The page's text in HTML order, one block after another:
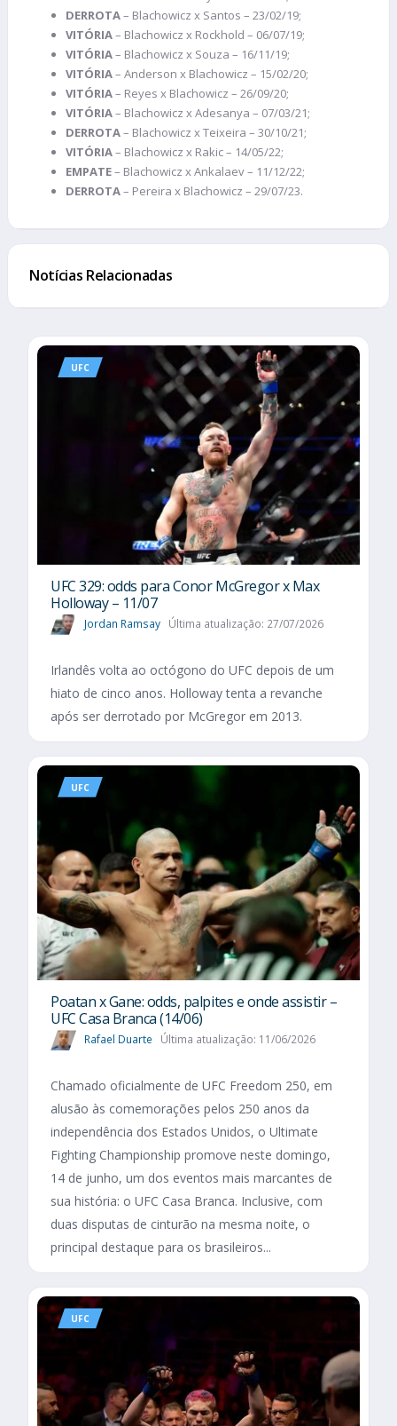
DERROTA– Blachowicz x Santos – 23/02/19;
VITÓRIA– Blachowicz x Rockhold – 06/07/19;
VITÓRIA– Blachowicz x Souza – 16/11/19;
VITÓRIA– Anderson x Blachowicz – 15/02/20;
VITÓRIA– Reyes x Blachowicz – 26/09/20;
VITÓRIA– Blachowicz x Adesanya – 07/03/21;
DERROTA– Blachowicz x Teixeira – 30/10/21;
VITÓRIA– Blachowicz x Rakic – 14/05/22;
EMPATE– Blachowicz x Ankalaev – 11/12/22;
DERROTA– Pereira x Blachowicz – 29/07/23.
Notícias Relacionadas
UFC
UFC 329: odds para Conor McGregor x Max
Holloway – 11/07
Jordan Ramsay Última atualização: 27/07/2026
Irlandês volta ao octógono do UFC depois de um
hiato de cinco anos. Holloway tenta a revanche
após ser derrotado por McGregor em 2013.
UFC
Poatan x Gane: odds, palpites e onde assistir –
UFC Casa Branca (14/06)
Rafael Duarte Última atualização: 11/06/2026
Chamado oficialmente de UFC Freedom 250, em
alusão às comemorações pelos 250 anos da
independência dos Estados Unidos, o Ultimate
Fighting Championship promove neste domingo,
14 de junho, um dos eventos mais marcantes de
sua história: o UFC Casa Branca. Inclusive, com
duas disputas de cinturão na mesma noite, o
principal destaque para os brasileiros...
UFC